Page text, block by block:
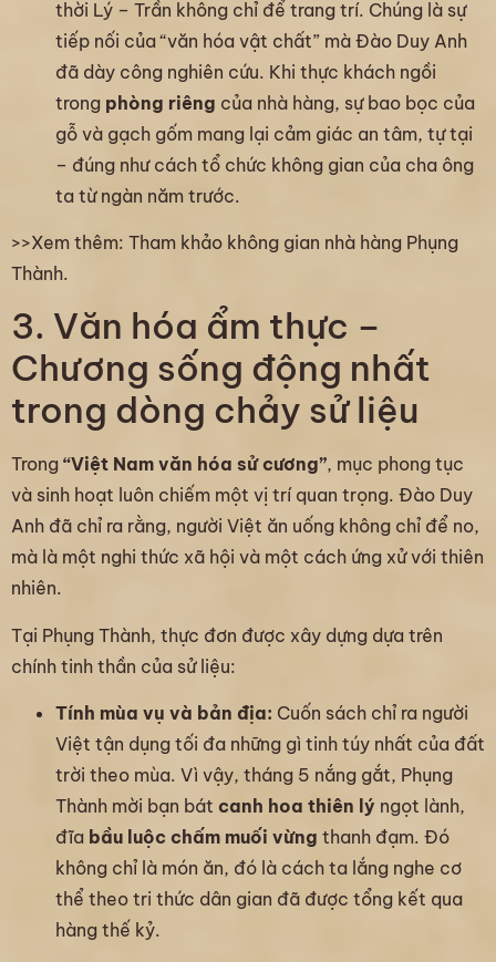
thời Lý – Trần không chỉ để trang trí. Chúng là sự
tiếp nối của “văn hóa vật chất” mà Đào Duy Anh
đã dày công nghiên cứu. Khi thực khách ngồi
trong phòng riêng của nhà hàng, sự bao bọc của
gỗ và gạch gốm mang lại cảm giác an tâm, tự tại
– đúng như cách tổ chức không gian của cha ông
ta từ ngàn năm trước.
>>Xem thêm: Tham khảo không gian nhà hàng Phụng
Thành.
3. Văn hóa ẩm thực –
Chương sống động nhất
trong dòng chảy sử liệu
Trong “Việt Nam văn hóa sử cương”, mục phong tục
và sinh hoạt luôn chiếm một vị trí quan trọng. Đào Duy
Anh đã chỉ ra rằng, người Việt ăn uống không chỉ để no,
mà là một nghi thức xã hội và một cách ứng xử với thiên
nhiên.
Tại Phụng Thành, thực đơn được xây dựng dựa trên
chính tinh thần của sử liệu:
Tính mùa vụ và bản địa: Cuốn sách chỉ ra người
Việt tận dụng tối đa những gì tinh túy nhất của đất
trời theo mùa. Vì vậy, tháng 5 nắng gắt, Phụng
Thành mời bạn bát canh hoa thiên lý ngọt lành,
đĩa bầu luộc chấm muối vừng thanh đạm. Đó
không chỉ là món ăn, đó là cách ta lắng nghe cơ
thể theo tri thức dân gian đã được tổng kết qua
hàng thế kỷ.